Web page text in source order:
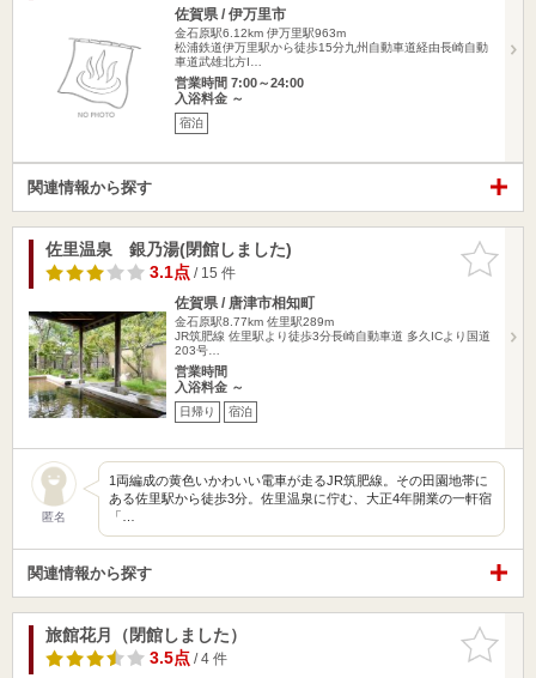
佐賀県 / 伊万里市
金石原駅6.12km 伊万里駅963m
松浦鉄道伊万里駅から徒歩15分九州自動車道経由長崎自動
車道武雄北方I…
営業時間 7:00～24:00
入浴料金 ～
宿泊
関連情報から探す
お気に入
りに追加
佐里温泉 銀乃湯(閉館しました)
3.1点/ 15 件
佐賀県 / 唐津市相知町
金石原駅8.77km 佐里駅289m
JR筑肥線 佐里駅より徒歩3分長崎自動車道 多久ICより国道
203号…
営業時間
入浴料金 ～
日帰り 宿泊
匿名
1両編成の黄色いかわいい電車が走るJR筑肥線。その田園地帯に
ある佐里駅から徒歩3分。佐里温泉に佇む、大正4年開業の一軒宿
「…
関連情報から探す
お気に入
りに追加
旅館花月（閉館しました）
3.5点/ 4 件